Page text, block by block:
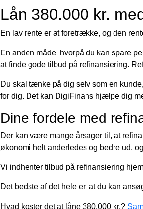
Lån 380.000 kr.
En lav rente er at foretrække, og den
En anden måde, hvorpå du kan spare
at finde gode tilbud på refinansiering.
Du skal tænke på dig selv som en
for dig. Det kan DigiFinans hjælpe dig
Dine fordele med
Der kan være mange årsager til, at
økonomi helt anderledes og bedre ud,
Vi indhenter tilbud på refinansiering
Det bedste af det hele er, at du kan
Hvad koster det at låne 380.000 kr.?